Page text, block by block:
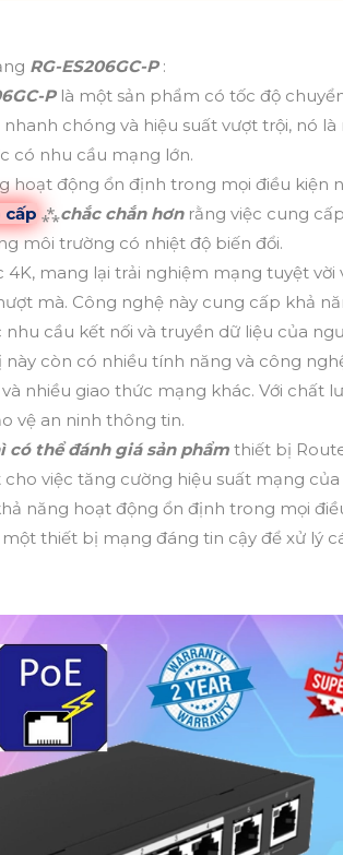
RG-ES206GC-P:
Plà một sản phẩm có tốc độ
chóng và hiệu suất vượt trội, nó
có nhu cầu mạng lớn.
động ổn định trong mọi điều kiện
cấp ⁂chắc chắn hơnrằng việc cung
môi trường có nhiệt độ biến đổi.
mang lại trải nghiệm mạng tuyệt vời
mà. Công nghệ này cung cấp khả
cầu kết nối và truyền dữ liệu của
này còn có nhiều tính năng và công
và nhiều giao thức mạng khác. Với chất
vệ an ninh thông tin.
thể đánh giá sản phẩm thiết bị
việc tăng cường hiệu suất mạng
năng hoạt động ổn định trong mọi
thiết bị mạng đáng tin cậy để xử lý